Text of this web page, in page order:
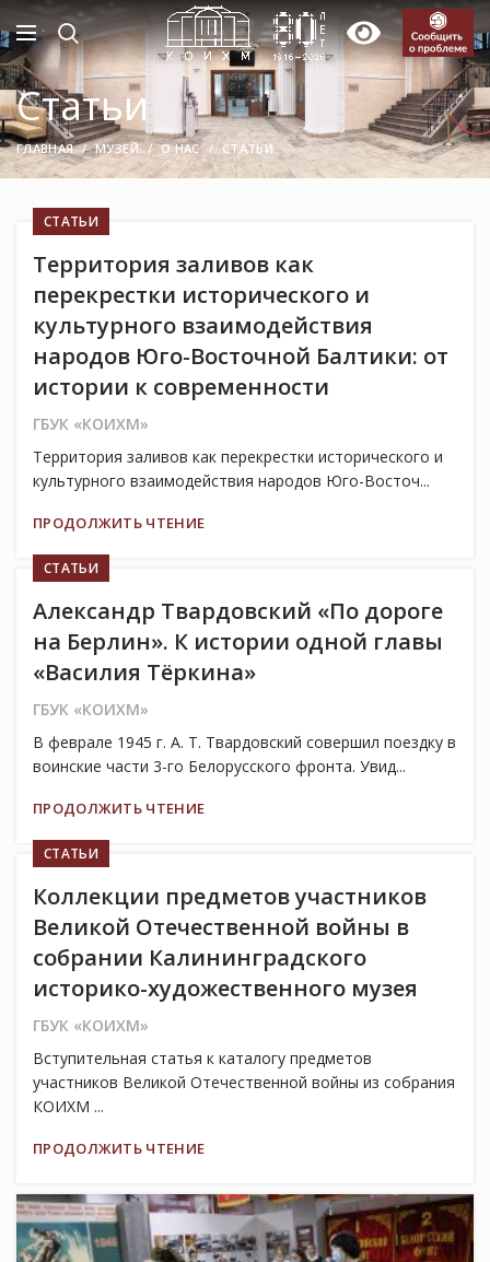
Статьи
ГЛАВНАЯ МУЗЕЙ О НАС СТАТЬИ
СТАТЬИ
Территория заливов как
перекрестки исторического и
культурного взаимодействия
народов Юго-Восточной Балтики: от
истории к современности
ГБУК «КОИХМ»
Территория заливов как перекрестки исторического и
культурного взаимодействия народов Юго-Восточ...
ПРОДОЛЖИТЬ ЧТЕНИЕ
СТАТЬИ
Александр Твардовский «По дороге
на Берлин». К истории одной главы
«Василия Тёркина»
ГБУК «КОИХМ»
В феврале 1945 г. А. Т. Твардовский совершил поездку в
воинские части 3-го Белорусского фронта. Увид...
ПРОДОЛЖИТЬ ЧТЕНИЕ
СТАТЬИ
Коллекции предметов участников
Великой Отечественной войны в
собрании Калининградского
историко-художественного музея
ГБУК «КОИХМ»
Вступительная статья к каталогу предметов
участников Великой Отечественной войны из собрания
КОИХМ ...
ПРОДОЛЖИТЬ ЧТЕНИЕ
19
МАР